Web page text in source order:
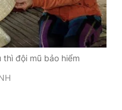
thì đội mũ bảo hiểm